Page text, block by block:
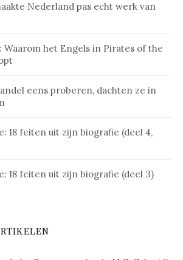
Nederland pas echt werk van
Waarom het Engels in Pirates of the
eens proberen, dachten ze in
18 feiten uit zijn biografie (deel 4,
18 feiten uit zijn biografie (deel 3)